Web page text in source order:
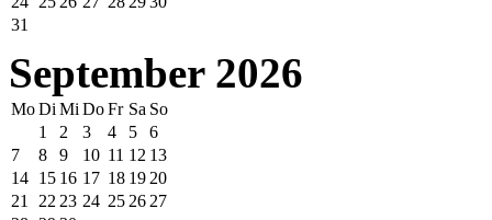
31
September 2026
MoDi Mi DoFr Sa So
1
2 3 4 5
6
7
8 9 10 11 12 13
14 15 16 17 18 19 20
21
22 23 24 25 26 27